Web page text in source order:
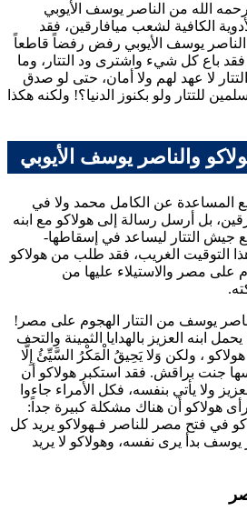
رحمه الله من الناصر يوسف الأيوبي
الكافية لشعب ميافارقين، فقد
الناصر يوسف الأيوبي رفض رفضاً قاطعاً
فقد باع كل شيء واشترى ود التتار، وما
لا عهد لهم ولا أمان، حتى لو صدق
للتتار ولو بكنوز الدنيا؟! ولكنه هكذا
والناصر يوسف الأيوبي
المساعدة عن الكامل محمد ولا في
بل أرسل رسالة إلى هولاكو مع ابنه
جيش التتار ليساعد في إسقاطها-
التوقيت الغريب، فقد طلب من هولاكو
على مصر والاستيلاء عليها من
يوسف من التتار الهجوم على مصر!
يحمل ابنه العزيز بالهدايا الثمينة والتحف
هولاكو ، ولكن وَلا يَحِيقُ الْمَكْرُ السَّيِّئُ إِلَّا
هولاكو أن
ولا يأتي بنفسه، فكل الأمراء جاءوا
هولاكو أن هناك مشكلة كبيرة جداً:
في فتح مصر للناصر فـهولاكو يريد كل
يوسف بدأ يرى نفسه، وهولاكو لا يريد